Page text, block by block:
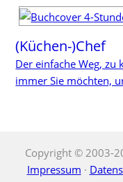
(Küchen-)Chef
Der einfache Weg, zu
immer Sie möchten,
Copyright © 2003-
Impressum ·